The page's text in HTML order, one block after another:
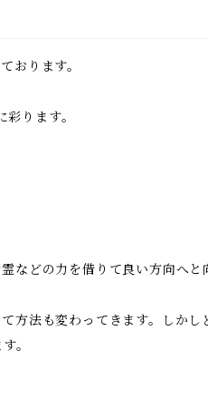
おります。
ります。
などの力を借りて良い方向へと
方法も変わってきます。しかし
。